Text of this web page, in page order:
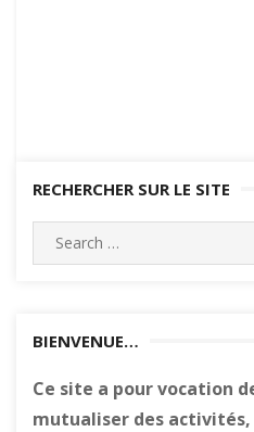
RECHERCHER SUR LE SITE
BIENVENUE…
Ce site a pour vocation
mutualiser des activités,